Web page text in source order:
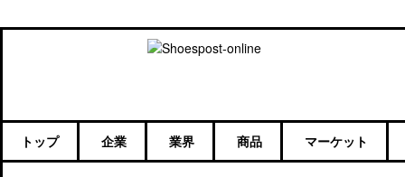
トップ 企業 業界 商品 マーケット